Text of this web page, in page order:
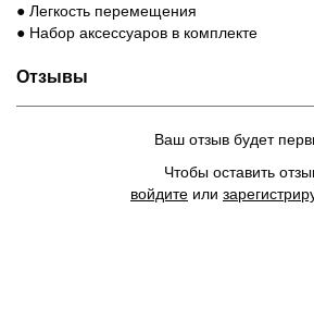
● Легкость перемещения
● Набор аксессуаров в комплекте
Отзывы
Ваш отзыв будет
Чтобы оставить
войдите или